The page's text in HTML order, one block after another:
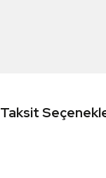
Taksit